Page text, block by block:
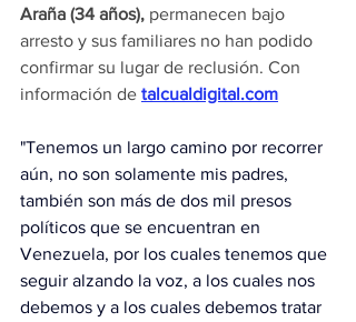
Araña (34 años), permanecen bajo
arresto y sus familiares no han podido
confirmar su lugar de reclusión. Con
información de talcualdigital.com
"Tenemos un largo camino por recorrer
aún, no son solamente mis padres,
también son más de dos mil presos
políticos que se encuentran en
Venezuela, por los cuales tenemos que
seguir alzando la voz, a los cuales nos
debemos y a los cuales debemos tratar